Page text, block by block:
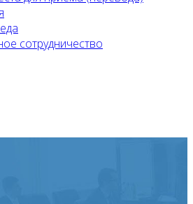
сотрудничество